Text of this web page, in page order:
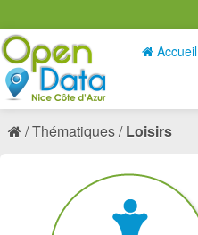
Accueil
Thématiques Loisirs